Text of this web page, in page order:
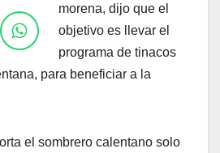
morena, dijo que el
objetivo es llevar el
programa de tinacos
para beneficiar a la
el sombrero calentano solo